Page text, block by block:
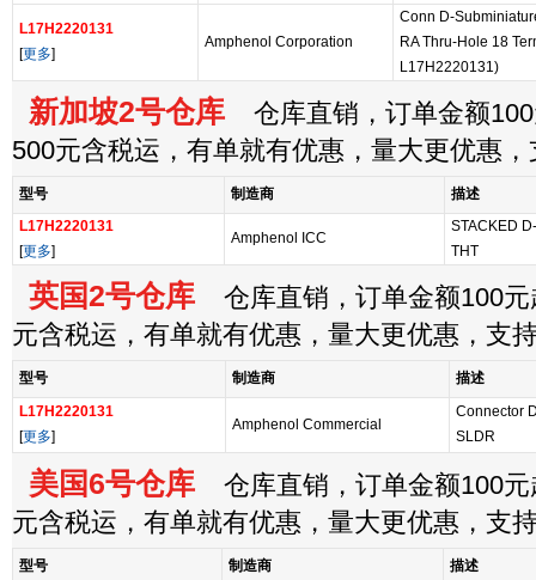
L17H2220131
[更多]
Amphenol Corporation
Conn D-
RA Thru-Hole 18
L17H2220131)
新加坡2号仓库 仓库直销，订单金额
500元含税运，有单就有优惠，量大更优惠
型号 制造商
描述
L17H2220131
[更多]
Amphenol ICC
STACKED
THT
英国2号仓库 仓库直销，订单金额100元
元含税运，有单就有优惠，量大更优惠，支
型号 制造商
描述
L17H2220131
[更多]
Amphenol Commercial
Connector
SLDR
美国6号仓库 仓库直销，订单金额100元
元含税运，有单就有优惠，量大更优惠，支
型号 制造商
描述